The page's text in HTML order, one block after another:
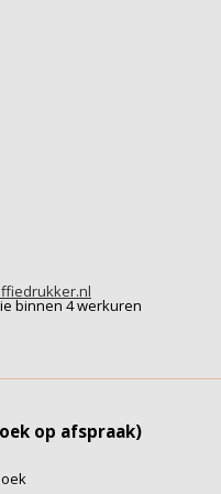
binnen 4 werkuren
op afspraak)